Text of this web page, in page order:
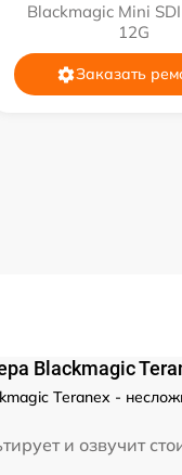
Blackmagic Mini
12G
Заказать
Blackmagic
Teranex -
и озвучит